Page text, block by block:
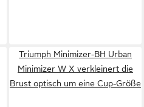
Triumph Minimizer-BH Urban
Minimizer W X verkleinert die
Brust optisch um eine Cup-Größe